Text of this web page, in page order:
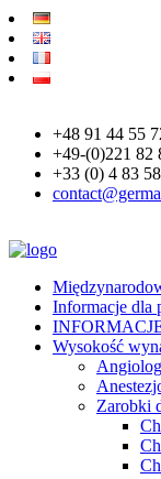
+48 91 44 55
+49-(0)221 82
+33 (0) 4 83
Informacje dla
Wysokość
Zarobki